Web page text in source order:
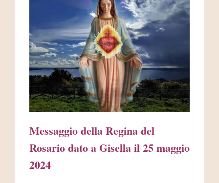
Messaggio della Regina del
Rosario dato a Gisella il 25 maggio
2024